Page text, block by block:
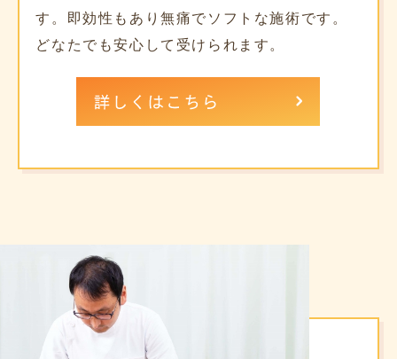
す。即効性もあり無痛でソフトな施術です。
どなたでも安心して受けられます。